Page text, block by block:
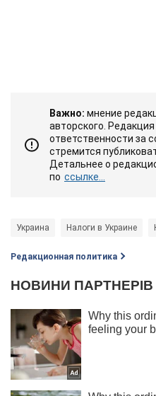
Важно: мнение
авторского.
ответственности за
стремится
Детальнее о
по ссылке...
Украина Налоги в Украине
Редакционная политика